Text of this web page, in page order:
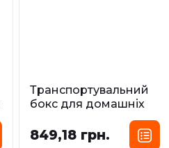
Транспортувальний
бокс для домашніх
тварин великий FLAT
AMTRA, 36.5x21.5x15
849,18 грн.